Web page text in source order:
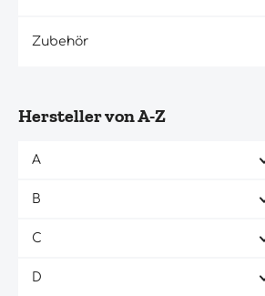
Zubehör
Hersteller von A-Z
A
B
C
D